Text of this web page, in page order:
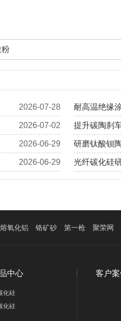
粉
2026-07-28 耐高温绝缘
2026-07-02 提升碳陶刹
2026-06-29 研磨钛酸钡
2026-06-29 光纤碳化硅
氧化铝 铬矿砂 第一枪 聚荣网
中心
化硅
化硅
客户案